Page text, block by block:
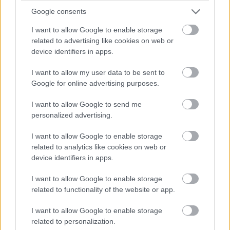
Google consents
I want to allow Google to enable storage
related to advertising like cookies on web or
device identifiers in apps.
I want to allow my user data to be sent to
Google for online advertising purposes.
I want to allow Google to send me
personalized advertising.
I want to allow Google to enable storage
related to analytics like cookies on web or
device identifiers in apps.
I want to allow Google to enable storage
related to functionality of the website or app.
I want to allow Google to enable storage
related to personalization.
nyakán közben Hamiltonnal).
Egy pillanatnyi állás 23 kör után: